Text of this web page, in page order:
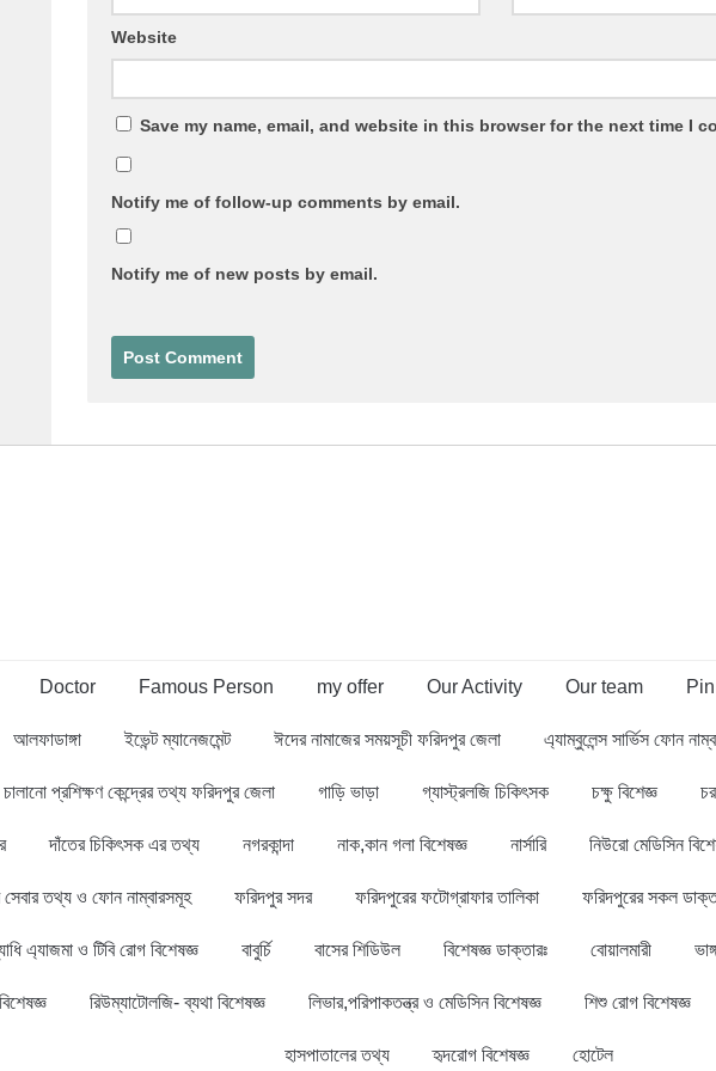
Website
Save my name, email, and website in this browser for the next time I
Notify me of follow-up comments by email.
Notify me of new posts by email.
Doctor Famous Person my offer Our Activity Our team
আলফাডাঙ্গা ইভেন্ট ম্যানেজমেন্ট ঈদের নামাজের সময়সূচী ফরিদপুর জেলা এ্যাম্বুলেন্স সার্ভিস ফোন
চালানো প্রশিক্ষণ কেন্দ্রের তথ্য ফরিদপুর জেলা গাড়ি ভাড়া গ্যাস্ট্রলজি চিকিৎসক চক্ষু বিশেজ্ঞ
দাঁতের চিকিৎসক এর তথ্য নগরকান্দা নাক,কান গলা বিশেষজ্ঞ নার্সারি নিউরো মেডিসিন
তথ্য ও ফোন নাম্বারসমূহ ফরিদপুর সদর ফরিদপুরের ফটোগ্রাফার তালিকা ফরিদপুরের সকল
এ্যাজমা ও টিবি রোগ বিশেষজ্ঞ বাবুর্চি বাসের শিডিউল বিশেষজ্ঞ ডাক্তারঃ বোয়ালমারী
রিউম্যাটোলজি- ব্যথা বিশেষজ্ঞ লিভার,পরিপাকতন্ত্র ও মেডিসিন বিশেষজ্ঞ শিশু রোগ বিশেষজ্ঞ
হাসপাতালের তথ্য হৃদরোগ বিশেষজ্ঞ হোটেল